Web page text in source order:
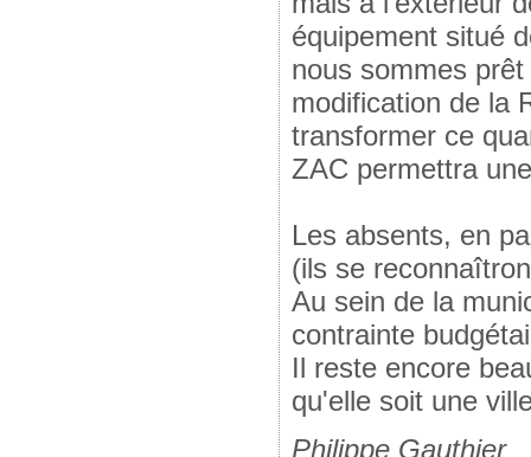
équipement situé
nous sommes
modification de la
transformer ce
ZAC permettra
Les absents, en
(ils se
Au sein de la
contrainte
Il reste encore
qu'elle soit une
Philippe Gauthier